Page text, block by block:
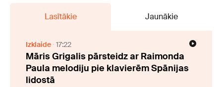
Lasītākie Jaunākie
Izklaide 17:22
Māris Grigalis pārsteidz ar Raimonda
Paula melodiju pie klavierēm Spānijas
lidostā